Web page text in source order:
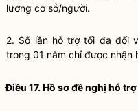
lương cơ sở/người.
2. Số lần hỗ trợ tối đa đối
trong 01 năm chỉ được nhận
Điều 17. Hồ sơ đề nghị hỗ